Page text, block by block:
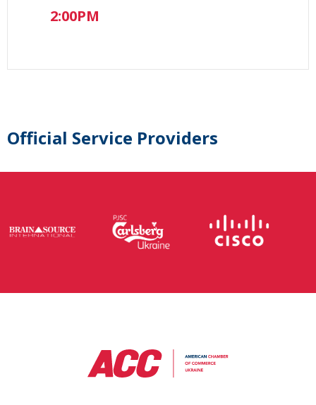
2:00PM
Official Service Providers